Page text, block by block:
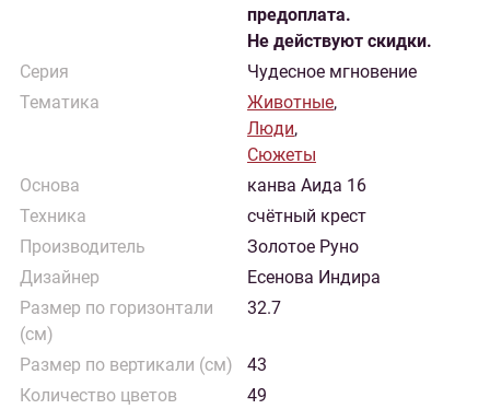
предоплата.
Не действуют скидки.
Серия
Чудесное мгновение
Тематика
Животные,
Люди,
Сюжеты
Основа
канва Аида 16
Техника
счётный крест
Производитель
Золотое Руно
Дизайнер
Есенова Индира
Размер по горизонтали
(см)
32.7
Размер по вертикали (см)
43
Количество цветов
49